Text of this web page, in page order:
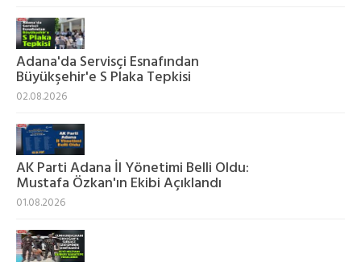
Adana'da Servisçi Esnafından
Büyükşehir'e S Plaka Tepkisi
02.08.2026
AK Parti Adana İl Yönetimi Belli Oldu:
Mustafa Özkan'ın Ekibi Açıklandı
01.08.2026